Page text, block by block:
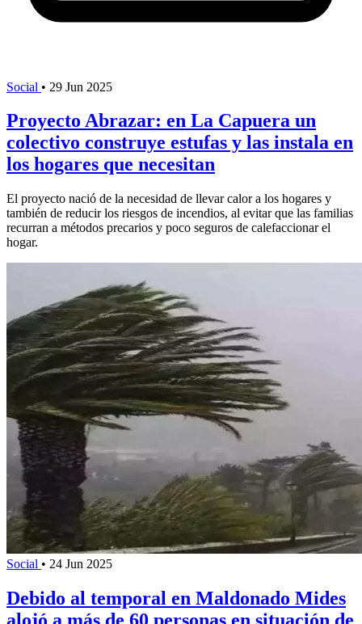
Social • 29 Jun 2025
Proyecto Abrazar: en La Capuera un
colectivo construye estufas y las instala en
los hogares que necesitan
El proyecto nació de la necesidad de llevar calor a los hogares y
también de reducir los riesgos de incendios, al evitar que las familias
recurran a métodos precarios y poco seguros de calefaccionar el
hogar.
Social • 24 Jun 2025
Debido al temporal en Maldonado Mides